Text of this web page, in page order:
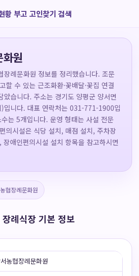
황 부고 고인찾기 검색
원
장례문화원 정보를 정리했습니다. 조문
할 수 있는 근조화환·꽃배달·꽃집 연결
았습니다. 주소는 경기도 양평군 양서면
입니다. 대표 연락처는 031-771-1900입
는 5개입니다. 운영 형태는 사설 전문
의시설은 식당 설치, 매점 설치, 주차장
애인편의시설 설치 항목을 참고하시면
협장례문화원
례식장 기본 정보
농협장례문화원